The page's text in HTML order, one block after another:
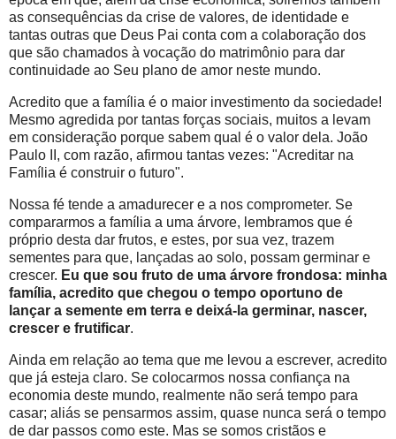
as consequências da crise de valores, de identidade e
tantas outras que Deus Pai conta com a colaboração dos
que são chamados à vocação do matrimônio para dar
continuidade ao Seu plano de amor neste mundo.
Acredito que a família é o maior investimento da sociedade!
Mesmo agredida por tantas forças sociais, muitos a levam
em consideração porque sabem qual é o valor dela. João
Paulo II, com razão, afirmou tantas vezes: "Acreditar na
Família é construir o futuro".
Nossa fé tende a amadurecer e a nos comprometer. Se
compararmos a família a uma árvore, lembramos que é
próprio desta dar frutos, e estes, por sua vez, trazem
sementes para que, lançadas ao solo, possam germinar e
crescer. Eu que sou fruto de uma árvore frondosa: minha
família, acredito que chegou o tempo oportuno de
lançar a semente em terra e deixá-la germinar, nascer,
crescer e frutificar.
Ainda em relação ao tema que me levou a escrever, acredito
que já esteja claro. Se colocarmos nossa confiança na
economia deste mundo, realmente não será tempo para
casar; aliás se pensarmos assim, quase nunca será o tempo
de dar passos como este. Mas se somos cristãos e